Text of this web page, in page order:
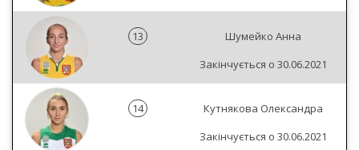
13
Шумейко Анна
Закінчується о 30.06.2021
14
Кутнякова Олександра
Закінчується о 30.06.2021